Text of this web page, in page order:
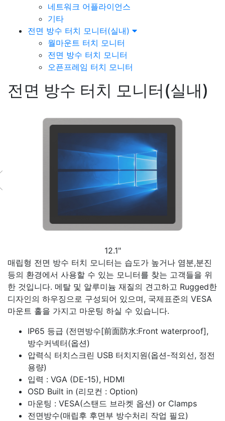
네트워크 어플라이언스
기타
전면 방수 터치 모니터(실내)
월마운트 터치 모니터
전면 방수 터치 모니터
오픈프레임 터치 모니터
전면 방수 터치 모니터(실내)
12.1"
매립형 전면 방수 터치 모니터는 습도가 높거나 염분,분진
등의 환경에서 사용할 수 있는 모니터를 찾는 고객들을 위
한 것입니다. 메탈 및 알루미늄 재질의 견고하고 Rugged한
디자인의 하우징으로 구성되어 있으며, 국제표준의 VESA
마운트 홀을 가지고 마운팅 하실 수 있습니다.
IP65 등급 (전면방수[前面防水:Front waterproof],
방수커넥터(옵션)
압력식 터치스크린 USB 터치지원(옵션-적외선, 정전
용량)
입력 : VGA (DE-15), HDMI
OSD Built in (리모컨 : Option)
마운팅 : VESA(스탠드 브라켓 옵션) or Clamps
전면방수(매립후 후면부 방수처리 작업 필요)